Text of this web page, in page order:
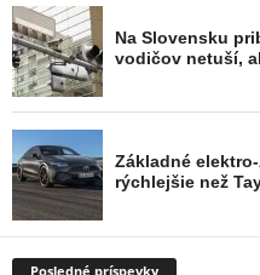
Posledné príspevky